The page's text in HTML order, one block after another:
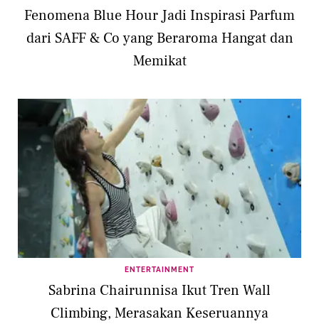
Fenomena Blue Hour Jadi Inspirasi Parfum
dari SAFF & Co yang Beraroma Hangat dan
Memikat
ENTERTAINMENT
Sabrina Chairunnisa Ikut Tren Wall
Climbing, Merasakan Keseruannya